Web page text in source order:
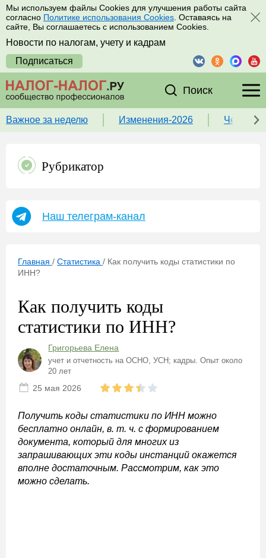
Мы используем файлы Cookies для улучшения работы сайта
согласно Политике использования Cookies . Оставаясь на
сайте, Вы соглашаетесь с использованием Cookies.
Новости по налогам, учету и кадрам
Подписаться
Поиск
Важное за неделю Изменения-2026 Чек-
Рубрикатор
Наш телеграм-канал
Главная / Статистика / Как получить коды статистики по
ИНН?
Как получить коды
статистики по ИНН?
Григорьева Елена
учет и отчетность на ОСНО, УСН; кадры. Опыт около
20 лет
25 мая 2026
Получить коды статистики по ИНН можно
бесплатно онлайн, в. т. ч. с формированием
документа, который для многих из
запрашивающих эти коды инстанций окажется
вполне достаточным. Рассмотрим, как это
можно сделать.